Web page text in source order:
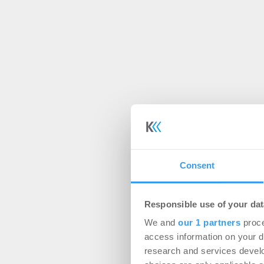
Consent
Responsible use of your
We and our 1 partners
access information on your
research and services